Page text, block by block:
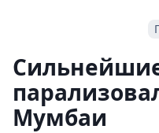
Мумбаи